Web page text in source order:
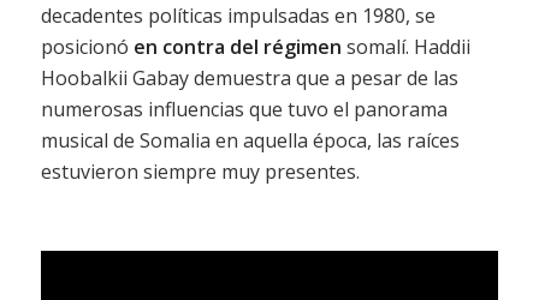
decadentes políticas impulsadas en 1980, se
posicionó en contra del régimen somalí. Haddii
Hoobalkii Gabay demuestra que a pesar de las
numerosas influencias que tuvo el panorama
musical de Somalia en aquella época, las raíces
estuvieron siempre muy presentes.